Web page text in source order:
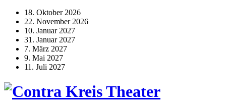
18. Oktober 2026
22. November 2026
10. Januar 2027
31. Januar 2027
7. März 2027
9. Mai 2027
11. Juli 2027